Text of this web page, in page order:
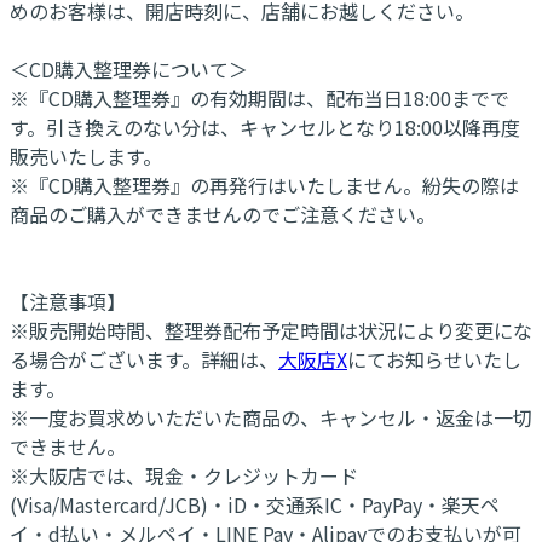
めのお客様は、開店時刻に、店舗にお越しください。
＜CD購入整理券について＞
※『CD購入整理券』の有効期間は、配布当日18:00までで
す。引き換えのない分は、キャンセルとなり18:00以降再度
販売いたします。
※『CD購入整理券』の再発行はいたしません。紛失の際は
商品のご購入ができませんのでご注意ください。
【注意事項】
※販売開始時間、整理券配布予定時間は状況により変更にな
る場合がございます。詳細は、 大阪店Xにてお知らせいたし
ます。
※一度お買求めいただいた商品の、キャンセル・返金は一切
できません。
※大阪店では、現金・クレジットカード
(Visa/Mastercard/JCB)・iD・交通系IC・PayPay・楽天ペ
イ・d払い・メルペイ・LINE Pay・Alipayでのお支払いが可